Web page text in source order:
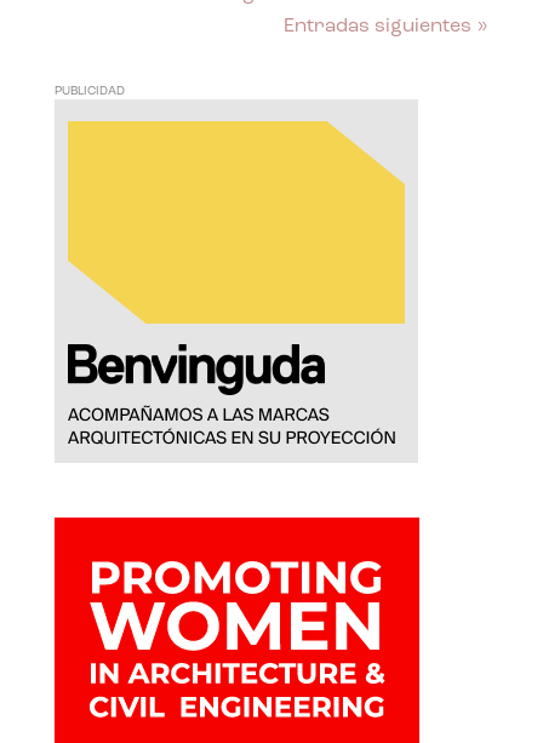
Entradas siguientes »
PUBLICIDAD